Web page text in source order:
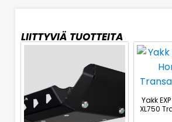
LIITTYVIÄ TUOTTEITA
Yakk
XL750